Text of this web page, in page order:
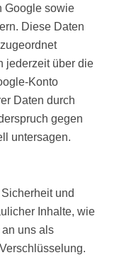
Google sowie
Diese Daten
jederzeit über die
Konto
Daten durch
gegen
untersagen.
und
Inhalte, wie
uns als